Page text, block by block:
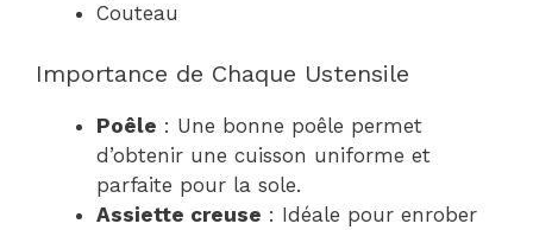
Couteau
Importance de Chaque Ustensile
Poêle : Une bonne poêle permet
d’obtenir une cuisson uniforme et
parfaite pour la sole.
Assiette creuse : Idéale pour enrober